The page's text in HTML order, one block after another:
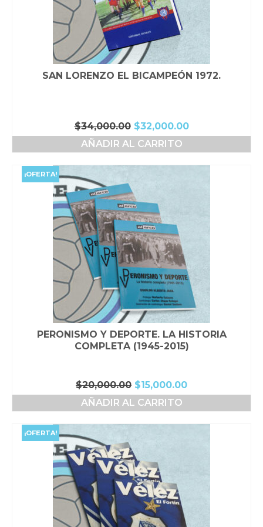
SAN LORENZO EL BICAMPEÓN 1972.
$34,000.00 El
precio
original
$32,000.00El
precio
AÑADIR AL CARRITO
¡OFERTA!
PERONISMO Y DEPORTE. LA HISTORIA
COMPLETA (1945-2015)
$20,000.00 El
precio
original
$15,000.00El
precio
AÑADIR AL CARRITO
¡OFERTA!